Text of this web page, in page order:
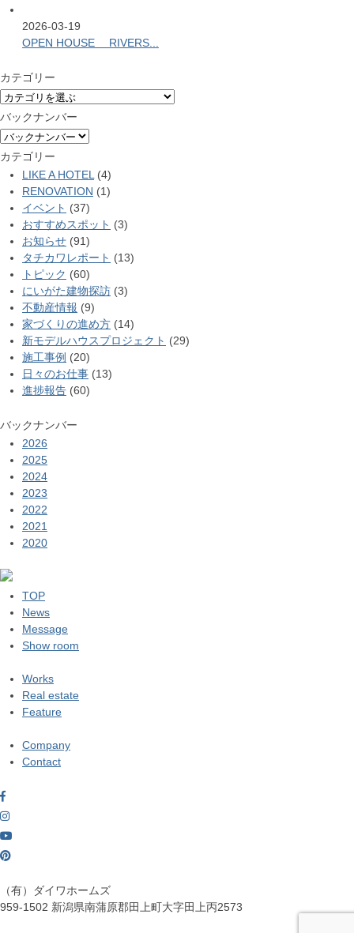
2026-03-19
OPEN HOUSE RIVERS...
カテゴリー
バックナンバー
カテゴリー
LIKE A HOTEL (4)
RENOVATION (1)
イベント (37)
おすすめスポット (3)
お知らせ (91)
タチカワレポート (13)
トピック (60)
にいがた建物探訪 (3)
不動産情報 (9)
家づくりの進め方 (14)
新モデルハウスプロジェクト (29)
施工事例 (20)
日々のお仕事 (13)
進捗報告 (60)
バックナンバー
2026
2025
2024
2023
2022
2021
2020
TOP
News
Message
Show room
Works
Real estate
Feature
Company
Contact
（有）ダイワホームズ
959-1502 新潟県南蒲原郡田上町大字田上丙2573